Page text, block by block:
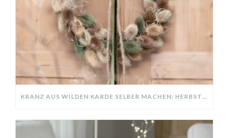
KRANZ AUS WILDEN KARDE SELBER MACHEN: HERBSTDEKO GANZ EINFACH